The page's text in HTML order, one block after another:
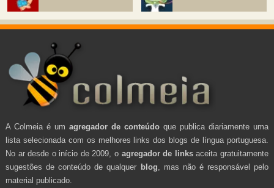
A Colmeia é um agregador de conteúdo que publica diariamente uma
lista selecionada com os melhores links dos blogs de língua portuguesa.
No ar desde o início de 2009, o agregador de linksaceita gratuitamente
sugestões de conteúdo de qualquer blog , mas não é responsável pelo
material publicado.